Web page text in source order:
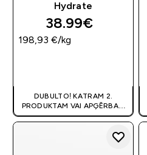
Hydrate
38.99€‎
198,93 €‎/kg
DUBULTO! KATRAM 2.
PRODUKTAM VAI APĢĒRBAM
80% OFF! | KUPONS: